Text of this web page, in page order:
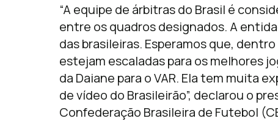
“A equipe de árbitras do Brasil é
entre os quadros designados. A
das brasileiras. Esperamos que,
estejam escaladas para os melhores
da Daiane para o VAR. Ela tem muita
de vídeo do Brasileirão”, declarou o
Confederação Brasileira de Futebol